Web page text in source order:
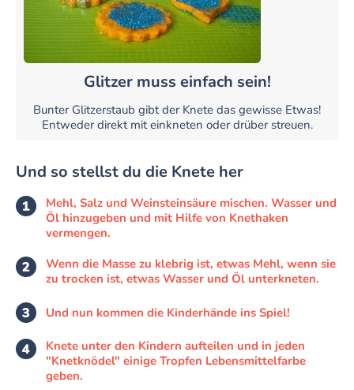
Glitzer muss einfach sein!
Bunter Glitzerstaub gibt der Knete das gewisse Etwas!
Entweder direkt mit einkneten oder drüber streuen.
Und so stellst du die Knete her
Mehl, Salz und Weinsteinsäure mischen. Wasser und
Öl hinzugeben und mit Hilfe von Knethaken
vermengen.
Wenn die Masse zu klebrig ist, etwas Mehl, wenn sie
zu trocken ist, etwas Wasser und Öl unterkneten.
Und nun kommen die Kinderhände ins Spiel!
Knete unter den Kindern aufteilen und in jeden
"Knetknödel" einige Tropfen Lebensmittelfarbe
geben.